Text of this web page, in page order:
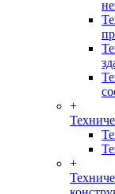
+
+